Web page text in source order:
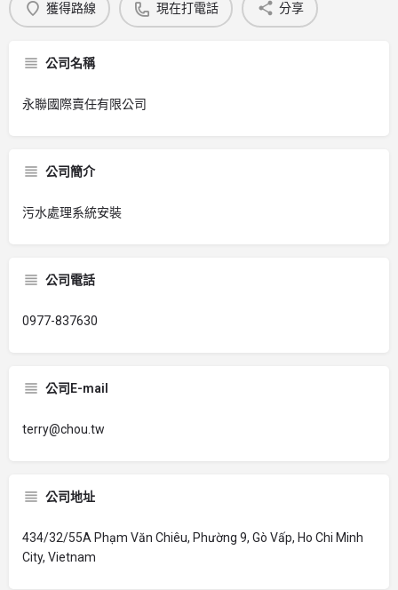
獲得路線 現在打電話 分享
公司名稱
永聯國際賣任有限公司
公司簡介
污水處理系統安裝
公司電話
0977-837630
公司E-mail
terry@chou.tw
公司地址
434/32/55A Phạm Văn Chiêu, Phường 9, Gò Vấp, Ho Chi Minh
City, Vietnam